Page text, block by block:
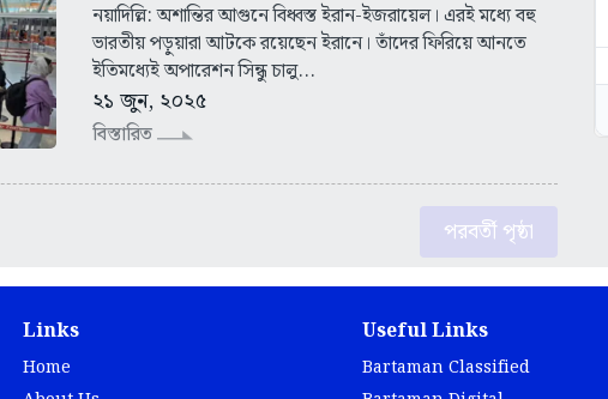
নয়াদিল্লি: অশান্তির আগুনে বিধ্বস্ত ইরান-ইজরায়েল। এরই মধ্যে বহু
ভারতীয় পড়ুয়ারা আটকে রয়েছেন ইরানে। তাঁদের ফিরিয়ে আনতে
ইতিমধ্যেই অপারেশন সিন্ধু চালু...
২১ জুন, ২০২৫
বিস্তারিত
পরবর্তী পৃষ্ঠা
Links
Home
Useful Links
Bartaman Classified